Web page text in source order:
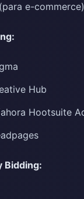
e-commerce)
Hub
Hootsuite
Bidding: